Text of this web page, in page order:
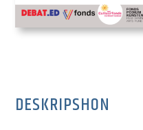
DESKRIPSHON